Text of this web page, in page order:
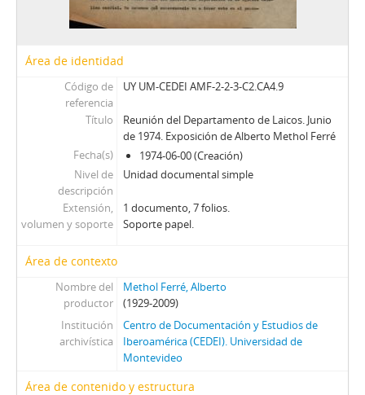
Área de identidad
Código de
referencia
UY UM-CEDEI AMF-2-2-3-C2.CA4.9
Título
Reunión del Departamento de Laicos. Junio
de 1974. Exposición de Alberto Methol Ferré
Fecha(s)
1974-06-00 (Creación)
Nivel de
descripción
Unidad documental simple
Extensión,
volumen y soporte
1 documento, 7 folios.
Soporte papel.
Área de contexto
Nombre del
productor
Methol Ferré, Alberto
(1929-2009)
Institución
archivística
Centro de Documentación y Estudios de
Iberoamérica (CEDEI). Universidad de
Montevideo
Área de contenido y estructura